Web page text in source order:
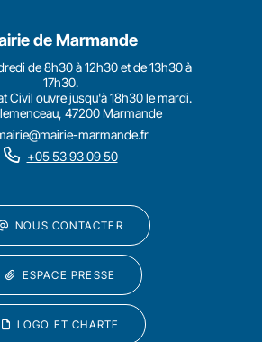
de Marmande
de 8h30 à 12h30 et de 13h30 à
17h30.
Civil ouvre jusqu'à 18h30 le mardi.
47200 Marmande
marmande.fr
+05 53 93 09 50
NOUS CONTACTER
ESPACE PRESSE
LOGO ET CHARTE